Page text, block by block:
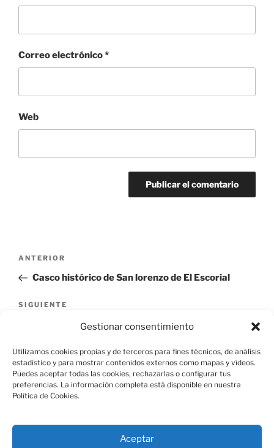
Gestionar consentimiento
Utilizamos cookies propias y de terceros para fines técnicos, de análisis
estadístico y para mostrar contenidos externos como mapas y vídeos.
Puedes aceptar todas las cookies, rechazarlas o configurar tus
preferencias. La información completa está disponible en nuestra
Política de Cookies.
Aceptar
Correo electrónico*
Web
Navegación
entradas
Entrada
anterior:
ANTERIOR
Casco histórico de San lorenzo de El Escorial
Siguiente
SIGUIENTE
Arca del Helechal